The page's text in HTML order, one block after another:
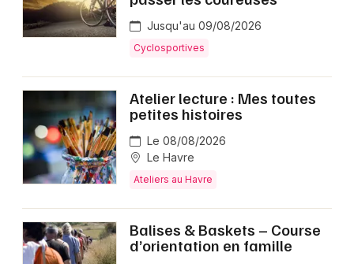
Jusqu'au 09/08/2026
Cyclosportives
Atelier lecture : Mes toutes
petites histoires
Le 08/08/2026
Le Havre
Ateliers au Havre
Balises & Baskets – Course
d’orientation en famille